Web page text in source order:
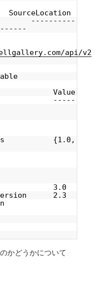
api/v2
{1.0,
3.0
2.3
かどうかについて